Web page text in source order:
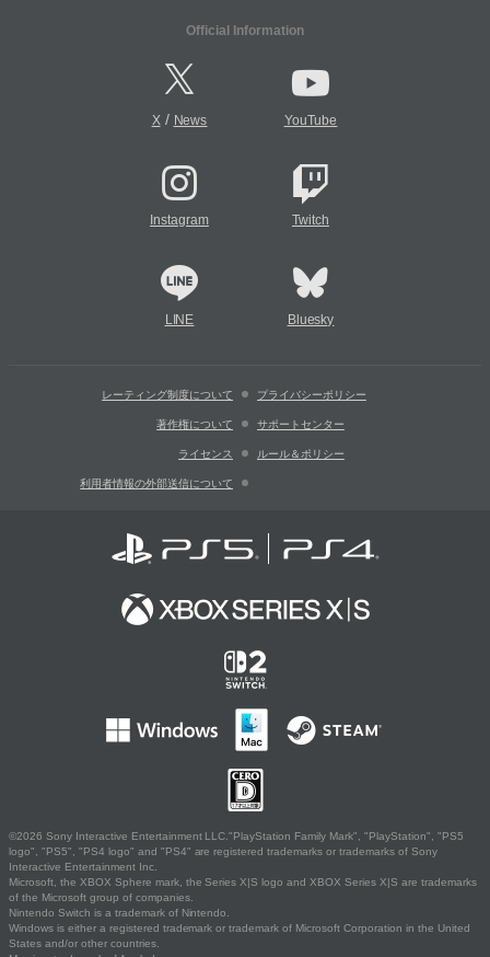
Official Information
X/ News YouTube
Instagram Twitch
LINE Bluesky
レーティング制度について プライバシーポリシー
著作権について サポートセンター
ライセンス ルール＆ポリシー
利用者情報の外部送信について
©2026 Sony Interactive Entertainment LLC."PlayStation Family Mark", "PlayStation", "PS5
logo", "PS5", "PS4 logo" and "PS4" are registered trademarks or trademarks of Sony
Interactive Entertainment Inc.
Microsoft, the XBOX Sphere mark, the Series X|S logo and XBOX Series X|S are trademarks
of the Microsoft group of companies.
Nintendo Switch is a trademark of Nintendo.
Windows is either a registered trademark or trademark of Microsoft Corporation in the United
States and/or other countries.